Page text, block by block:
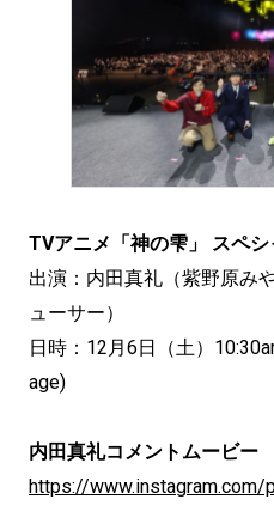
TVアニメ「神の雫」 スペ
出演：内田真礼（紫野原み
ューサー）
日時：12月6日（土）
age)
内田真礼コメントムービー
https://www.instagram.com/